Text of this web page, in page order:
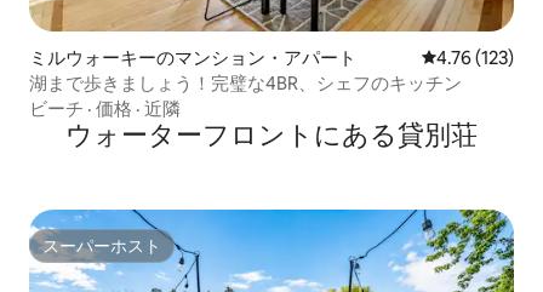
ミルウォーキーのマンション・アパート レビュー123
4.76 (123)
湖まで歩きましょう！完璧な4BR、シェフのキッチン
ビーチ · 価格 · 近隣
ウォーターフロントにある貸別荘
スーパーホスト
スーパーホスト